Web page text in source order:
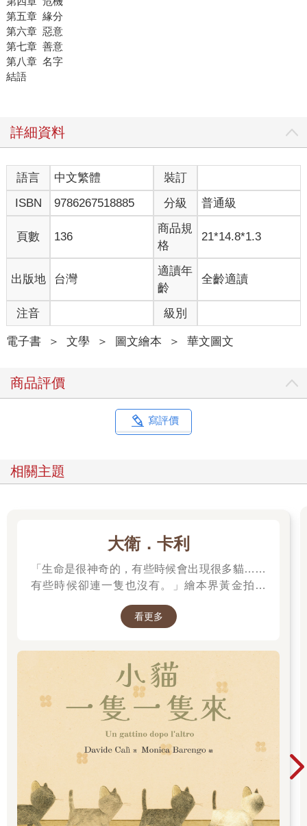
第五章 緣分
第六章 惡意
第七章 善意
第八章 名字
結語
詳細資料
語言 中文繁體
裝訂
ISBN
9786267518885 分級 普通級
頁數 136
商品規
格
21*14.8*1.3
出版地 台灣
適讀年
齡
全齡適讀
注音 級別
電子書 ＞ 文學 ＞ 圖文繪本 ＞ 華文圖文
商品評價
寫評價
相關主題
大衛．卡利
「生命是很神奇的，有些時候會出現很多貓……
有些時候卻連一隻也沒有。」繪本界黃金拍檔
作！繼《作家和他的狗》後，再次聯手打造動人
看更多